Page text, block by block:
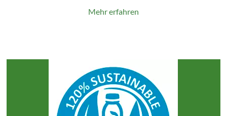
Mehr erfahren